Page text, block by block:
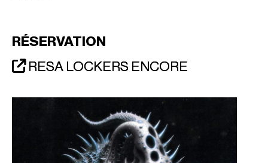
RÉSERVATION
RESA LOCKERS ENCORE